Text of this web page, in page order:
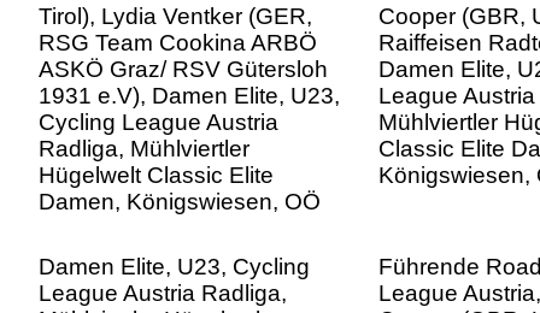
Cycling League Austria
Radliga, Mühlviertler
Hügelwelt Classic Elite
Damen, Königswiesen, OÖ
Mühlviertler
Classic Elite
Königswiesen,
Damen Elite, U23, Cycling
League Austria Radliga,
Führende
League